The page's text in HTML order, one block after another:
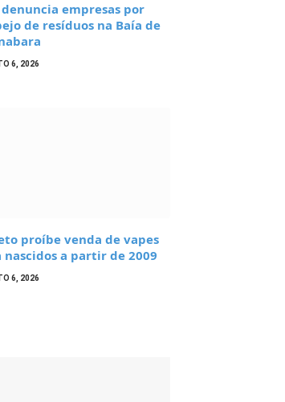
denuncia empresas por
de resíduos na Baía de
6, 2026
proíbe venda de vapes
nascidos a partir de 2009
6, 2026